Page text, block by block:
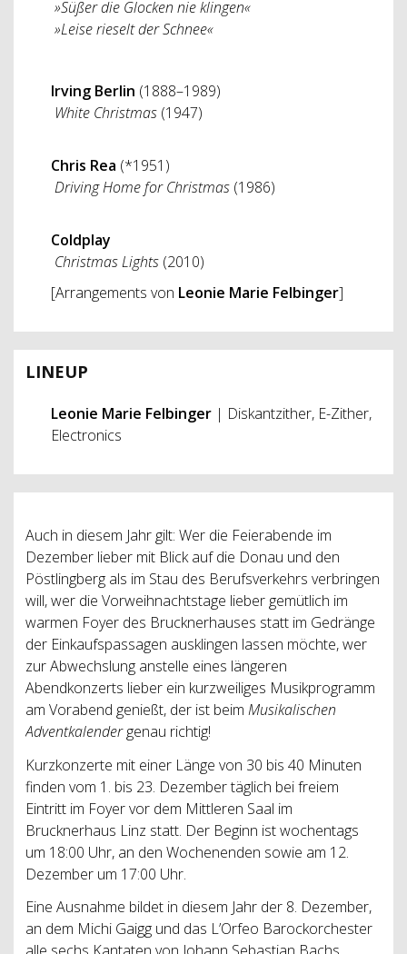
»Süßer die Glocken nie klingen«
»Leise rieselt der Schnee«
Irving Berlin (1888–1989)
White Christmas (1947)
Chris Rea (*1951)
Driving Home for Christmas (1986)
Coldplay
Christmas Lights (2010)
[Arrangements von Leonie Marie Felbinger]
LINEUP
Leonie Marie Felbinger | Diskantzither, E-Zither,
Electronics
Auch in diesem Jahr gilt: Wer die Feierabende im
Dezember lieber mit Blick auf die Donau und den
Pöstlingberg als im Stau des Berufsverkehrs verbringen
will, wer die Vorweihnachtstage lieber gemütlich im
warmen Foyer des Brucknerhauses statt im Gedränge
der Einkaufspassagen ausklingen lassen möchte, wer
zur Abwechslung anstelle eines längeren
Abendkonzerts lieber ein kurzweiliges Musikprogramm
am Vorabend genießt, der ist beim Musikalischen
Adventkalendergenau richtig!
Kurzkonzerte mit einer Länge von 30 bis 40 Minuten
finden vom 1. bis 23. Dezember täglich bei freiem
Eintritt im Foyer vor dem Mittleren Saal im
Brucknerhaus Linz statt. Der Beginn ist wochentags
um 18:00 Uhr, an den Wochenenden sowie am 12.
Dezember um 17:00 Uhr.
Eine Ausnahme bildet in diesem Jahr der 8. Dezember,
an dem Michi Gaigg und das L’Orfeo Barockorchester